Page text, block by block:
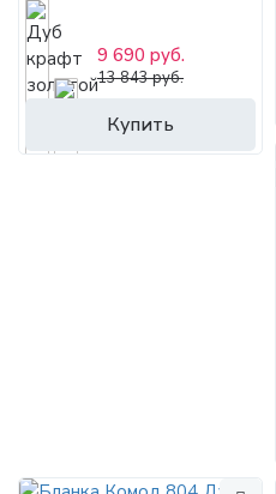
Купить
9 690 руб.
13 843 руб.